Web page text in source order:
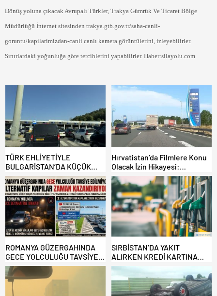
Dönüş yoluna çıkacak Avrupalı Türkler, Trakya Gümrük Ve Ticaret Bölge
Müdürlüğü İnternet sitesinden trakya.gtb.gov.tr/saha-canli-
goruntu/kapilarimizdan-canli canlı kamera görüntülerini, izleyebilirler.
Sınırlardaki yoğunluğa göre tercihlerini yapabilirler. Haber:silayolu.com
TÜRK EHLİYETİYLE
BULGARİSTAN’DA KÜÇÜK
HATA, ARACINA 6 AY EL
KONULMASINA YOL AÇTI
Hırvatistan’da Filmlere Konu
Olacak İzin Hikayesi:
Benzinlikte Eşini Unuttu!
ROMANYA GÜZERGAHINDA
GECE YOLCULUĞU TAVSİYE
EDİLMİYOR: ALTERNATİF
KAPILAR ZAMAN
KAZANDIRIYOR!
SIRBİSTAN’DA YAKIT
ALIRKEN KREDİ KARTINA
DİKKAT: MAĞDUR OLMAYIN!